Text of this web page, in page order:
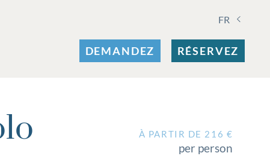
FR
DEMANDEZ RÉSERVEZ
À PARTIR DE 216 €
per person